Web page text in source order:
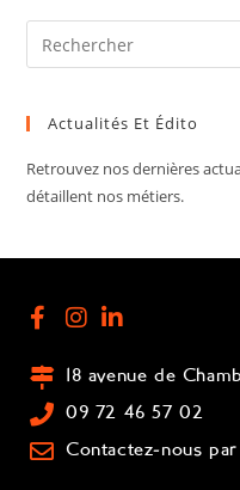
Actualités Et Édito
Retrouvez nos dernières
détaillent nos métiers.
18 avenue de
09 72 46 57 02
Contactez-nous